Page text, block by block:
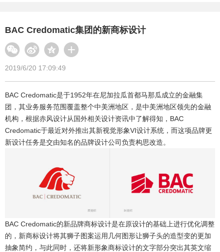
BAC Credomatic集团的新商标设计
2019/6/20 17:09:49
BAC Credomatic是于1952年在尼加拉瓜首都马那瓜成立的金融集
团，其业务服务范围覆盖整个中美洲地区，是中美洲地区领先的金融
机构，根据赤风设计从国外相关设计资讯中了解得知，BAC
Credomatic于最近对外推出其新视觉形象VI设计系统，而这项品牌更
新设计任务是交由知名的品牌设计公司负责构思改造。
BAC Credomatic的新品牌商标设计是在原设计的基础上进行优化调整
的，新商标设计将其狮子图案运用几何图形让狮子头的造型变的更加
抽象简约，与此同时，还将新形象商标设计的文字部分突出其英文缩